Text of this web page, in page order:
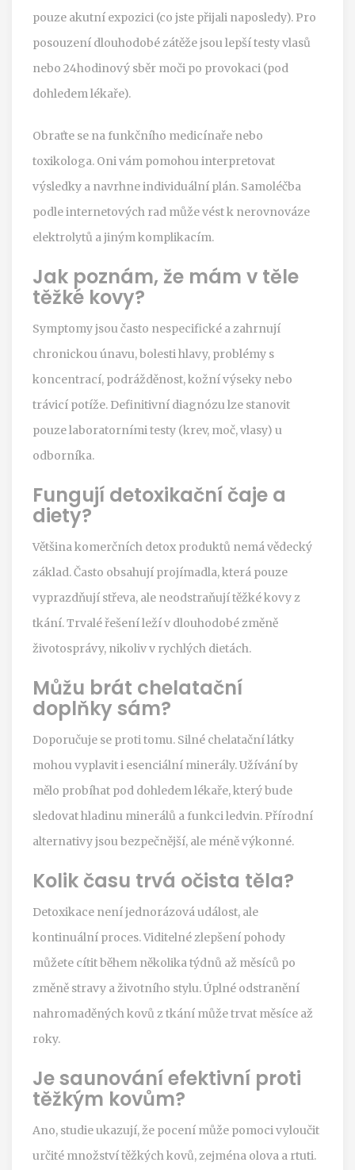
pouze akutní expozici (co jste přijali naposledy). Pro
posouzení dlouhodobé zátěže jsou lepší testy vlasů
nebo 24hodinový sběr moči po provokaci (pod
dohledem lékaře).
Obraťte se na funkčního medicínaře nebo
toxikologa. Oni vám pomohou interpretovat
výsledky a navrhne individuální plán. Samoléčba
podle internetových rad může vést k nerovnováze
elektrolytů a jiným komplikacím.
Jak poznám, že mám v těle
těžké kovy?
Symptomy jsou často nespecifické a zahrnují
chronickou únavu, bolesti hlavy, problémy s
koncentrací, podrážděnost, kožní výseky nebo
trávicí potíže. Definitivní diagnózu lze stanovit
pouze laboratorními testy (krev, moč, vlasy) u
odborníka.
Fungují detoxikační čaje a
diety?
Většina komerčních detox produktů nemá vědecký
základ. Často obsahují projímadla, která pouze
vyprazdňují střeva, ale neodstraňují těžké kovy z
tkání. Trvalé řešení leží v dlouhodobé změně
životosprávy, nikoliv v rychlých dietách.
Můžu brát chelatační
doplňky sám?
Doporučuje se proti tomu. Silné chelatační látky
mohou vyplavit i esenciální minerály. Užívání by
mělo probíhat pod dohledem lékaře, který bude
sledovat hladinu minerálů a funkci ledvin. Přírodní
alternativy jsou bezpečnější, ale méně výkonné.
Kolik času trvá očista těla?
Detoxikace není jednorázová událost, ale
kontinuální proces. Viditelné zlepšení pohody
můžete cítit během několika týdnů až měsíců po
změně stravy a životního stylu. Úplné odstranění
nahromaděných kovů z tkání může trvat měsíce až
roky.
Je saunování efektivní proti
těžkým kovům?
Ano, studie ukazují, že pocení může pomoci vyloučit
určité množství těžkých kovů, zejména olova a rtuti.